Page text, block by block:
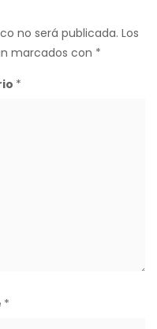
no será publicada. Los
marcados con *
*
*